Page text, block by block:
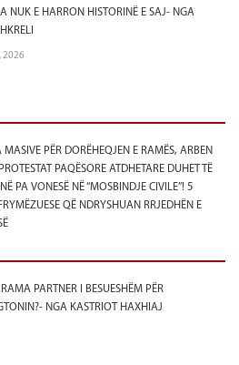
NUK E HARRON HISTORINË E SAJ- NGA
2026
MASIVE PËR DORËHEQJEN E RAMËS, ARBEN
PAQËSORE ATDHETARE DUHET TË
PA VONESË NË “MOSBINDJE CIVILE”! 5
QË NDRYSHUAN RRJEDHËN E
PARTNER I BESUESHËM PËR
NGA KASTRIOT HAXHIAJ